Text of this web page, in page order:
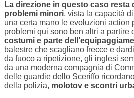
La direzione in questo caso resta
problemi minori, vista la capacità
una certa mano le evoluzioni action
problemi qui sono ben altri a partire
costumi e parte
balestre che scagliano frecce e
da fuoco a ripetizione, gli inglesi
da una moderna compagnia di
delle guardie dello Sceriffo
della polizia, molotov e scontri